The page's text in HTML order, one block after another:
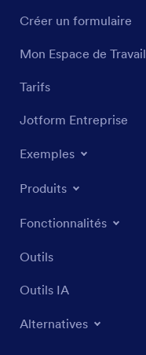
Créer un formulaire
Mon Espace de Travail
Tarifs
Jotform Entreprise
Exemples
Produits
Fonctionnalités
Outils
Outils IA
Alternatives